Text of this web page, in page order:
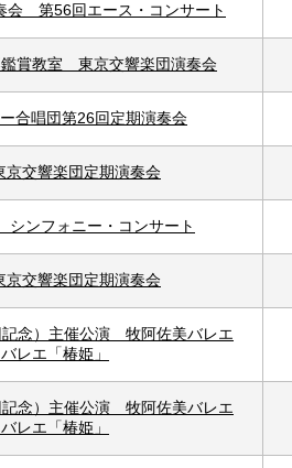
会 第56回エース・コンサート
賞教室 東京交響楽団演奏会
合唱団第26回定期演奏会
交響楽団定期演奏会
ンフォニー・コンサート
交響楽団定期演奏会
念）主催公演 牧阿佐美バレエ
レエ「椿姫」
念）主催公演 牧阿佐美バレエ
レエ「椿姫」